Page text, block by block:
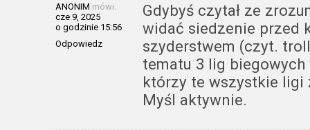
ANONIM mówi:
cze 9, 2025
o godzinie 15:56
Odpowiedz
Gdybyś czytał ze
widać siedzenie przed
szyderstwem (czyt.
tematu 3 lig
którzy te wszystkie ligi
Myśl aktywnie.